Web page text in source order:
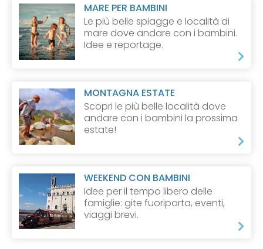
MARE PER BAMBINI
Le più belle spiagge e località di
mare dove andare con i bambini.
Idee e reportage.
MONTAGNA ESTATE
Scopri le più belle località dove
andare con i bambini la prossima
estate!
WEEKEND CON BAMBINI
Idee per il tempo libero delle
famiglie: gite fuoriporta, eventi,
viaggi brevi.